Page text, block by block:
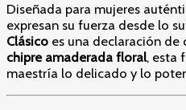
Diseñada para mujeres
expresan su fuerza desde lo
Clásico es una declaración de
chipre amaderada floral, esta
maestría lo delicado y lo